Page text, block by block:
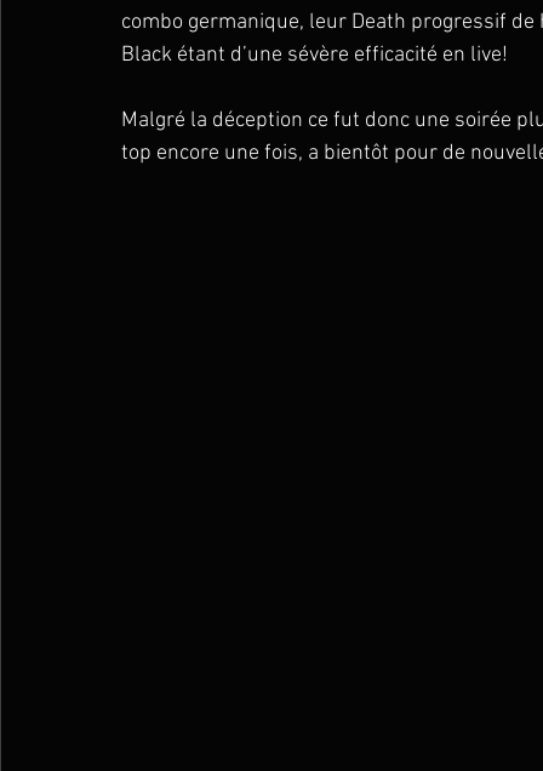
combo germanique, leur Death progressif
Black étant d’une sévère efficacité en live!
Malgré la déception ce fut donc une soirée
top encore une fois, a bientôt pour de